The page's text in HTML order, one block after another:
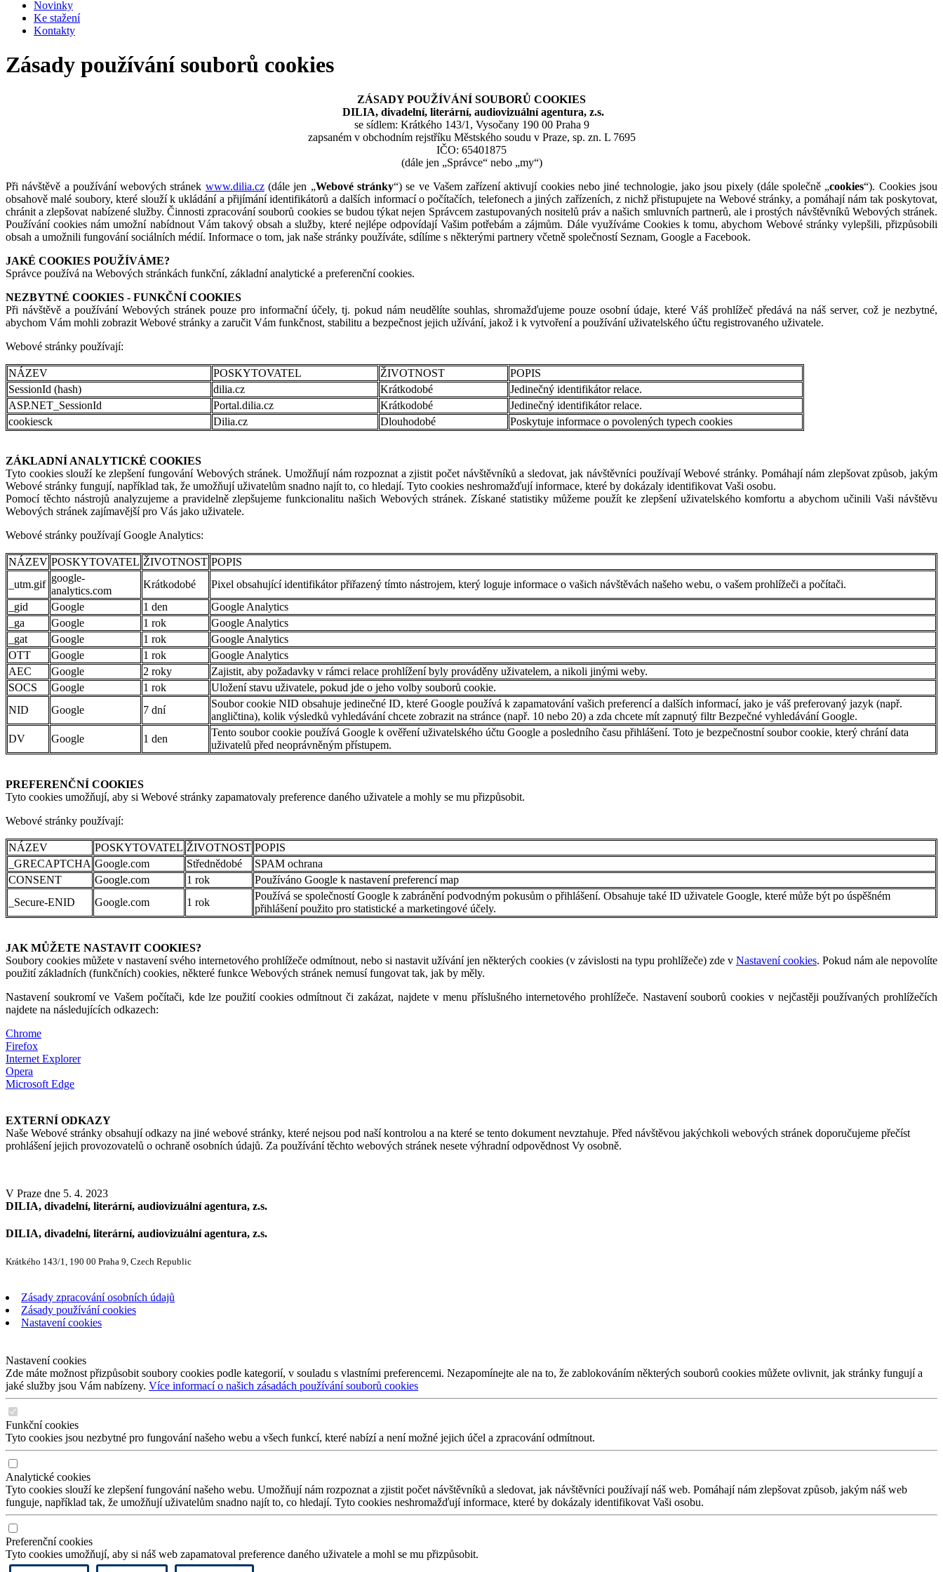
Novinky
Ke stažení
Kontakty
Zásady používání souborů cookies
ZÁSADY POUŽÍVÁNÍ SOUBORŮ COOKIES
DILIA, divadelní, literární, audiovizuální agentura, z.s.
se sídlem: Krátkého 143/1, Vysočany 190 00 Praha 9
zapsaném v obchodním rejstříku Městského soudu v Praze, sp. zn. L 7695
IČO: 65401875
(dále jen „Správce“ nebo „my“)
Při návštěvě a používání webových stránek www.dilia.cz(dále jen „Webové stránky“) se ve Vašem zařízení aktivují cookies nebo jiné technologie, jako jsou pixely (dále společně „cookies“). Cookies jsou
obsahově malé soubory, které slouží k ukládání a přijímání identifikátorů a dalších informací o počítačích, telefonech a jiných zařízeních, z nichž přistupujete na Webové stránky, a pomáhají nám tak poskytovat,
chránit a zlepšovat nabízené služby. Činnosti zpracování souborů cookies se budou týkat nejen Správcem zastupovaných nositelů práv a našich smluvních partnerů, ale i prostých návštěvníků Webových stránek.
Používání cookies nám umožní nabídnout Vám takový obsah a služby, které nejlépe odpovídají Vašim potřebám a zájmům. Dále využíváme Cookies k tomu, abychom Webové stránky vylepšili, přizpůsobili
obsah a umožnili fungování sociálních médií. Informace o tom, jak naše stránky používáte, sdílíme s některými partnery včetně společností Seznam, Google a Facebook.
JAKÉ COOKIES POUŽÍVÁME?
Správce používá na Webových stránkách funkční, základní analytické a preferenční cookies.
NEZBYTNÉ COOKIES - FUNKČNÍ COOKIES
Při návštěvě a používání Webových stránek pouze pro informační účely, tj. pokud nám neudělíte souhlas, shromažďujeme pouze osobní údaje, které Váš prohlížeč předává na náš server, což je nezbytné,
abychom Vám mohli zobrazit Webové stránky a zaručit Vám funkčnost, stabilitu a bezpečnost jejich užívání, jakož i k vytvoření a používání uživatelského účtu registrovaného uživatele.
Webové stránky používají:
NÁZEV POSKYTOVATEL ŽIVOTNOST
POPIS
SessionId (hash)
dilia.cz Krátkodobé
Jedinečný identifikátor relace.
ASP.NET_SessionId
Portal.dilia.cz Krátkodobé
Jedinečný identifikátor relace.
cookiesck
Dilia.cz Dlouhodobé Poskytuje informace o povolených typech cookies
ZÁKLADNÍ ANALYTICKÉ COOKIES
Tyto cookies slouží ke zlepšení fungování Webových stránek. Umožňují nám rozpoznat a zjistit počet návštěvníků a sledovat, jak návštěvníci používají Webové stránky. Pomáhají nám zlepšovat způsob, jakým
Webové stránky fungují, například tak, že umožňují uživatelům snadno najít to, co hledají. Tyto cookies neshromažďují informace, které by dokázaly identifikovat Vaši osobu.
Pomocí těchto nástrojů analyzujeme a pravidelně zlepšujeme funkcionalitu našich Webových stránek. Získané statistiky můžeme použít ke zlepšení uživatelského komfortu a abychom učinili Vaši návštěvu
Webových stránek zajímavější pro Vás jako uživatele.
Webové stránky používají Google Analytics:
NÁZEV POSKYTOVATEL ŽIVOTNOST POPIS
_utm.gif
google-
analytics.com
Krátkodobé
Pixel obsahující identifikátor přiřazený tímto nástrojem, který loguje informace o vašich návštěvách našeho webu, o vašem prohlížeči a počítači.
_gid
Google 1 den
Google Analytics
_ga
Google 1 rok
Google Analytics
_gat
Google 1 rok
Google Analytics
OTT
Google 1 rok
Google Analytics
AEC
Google 2 roky
Zajistit, aby požadavky v rámci relace prohlížení byly prováděny uživatelem, a nikoli jinými weby.
SOCS
Google 1 rok
Uložení stavu uživatele, pokud jde o jeho volby souborů cookie.
NID
Google 7 dní
Soubor cookie NID obsahuje jedinečné ID, které Google používá k zapamatování vašich preferencí a dalších informací, jako je váš preferovaný jazyk (např.
angličtina), kolik výsledků vyhledávání chcete zobrazit na stránce (např. 10 nebo 20) a zda chcete mít zapnutý filtr Bezpečné vyhledávání Google.
DV
Google 1 den
Tento soubor cookie používá Google k ověření uživatelského účtu Google a posledního času přihlášení. Toto je bezpečnostní soubor cookie, který chrání data
uživatelů před neoprávněným přístupem.
PREFERENČNÍ COOKIES
Tyto cookies umožňují, aby si Webové stránky zapamatovaly preference daného uživatele a mohly se mu přizpůsobit.
Webové stránky používají:
NÁZEV POSKYTOVATEL ŽIVOTNOST POPIS
_GRECAPTCHA Google.com Střednědobé
SPAM ochrana
CONSENT
Google.com 1 rok
Používáno Google k nastavení preferencí map
_Secure-ENID
Google.com 1 rok
Používá se společností Google k zabránění podvodným pokusům o přihlášení. Obsahuje také ID uživatele Google, které může být po úspěšném
přihlášení použito pro statistické a marketingové účely.
JAK MŮŽETE NASTAVIT COOKIES?
Soubory cookies můžete v nastavení svého internetového prohlížeče odmítnout, nebo si nastavit užívání jen některých cookies (v závislosti na typu prohlížeče) zde v Nastavení cookies. Pokud nám ale nepovolíte
použití základních (funkčních) cookies, některé funkce Webových stránek nemusí fungovat tak, jak by měly.
Nastavení soukromí ve Vašem počítači, kde lze použití cookies odmítnout či zakázat, najdete v menu příslušného internetového prohlížeče. Nastavení souborů cookies v nejčastěji používaných prohlížečích
najdete na následujících odkazech:
Chrome
Firefox
Internet Explorer
Opera
Microsoft Edge
EXTERNÍ ODKAZY
Naše Webové stránky obsahují odkazy na jiné webové stránky, které nejsou pod naší kontrolou a na které se tento dokument nevztahuje. Před návštěvou jakýchkoli webových stránek doporučujeme přečíst
prohlášení jejich provozovatelů o ochraně osobních údajů. Za používání těchto webových stránek nesete výhradní odpovědnost Vy osobně.
V Praze dne 5. 4. 2023
DILIA, divadelní, literární, audiovizuální agentura, z.s.
DILIA, divadelní, literární, audiovizuální agentura, z.s.
Krátkého 143/1, 190 00 Praha 9, Czech Republic
Zásady zpracování osobních údajů
Zásady používání cookies
Nastavení cookies
Nastavení cookies
Zde máte možnost přizpůsobit soubory cookies podle kategorií, v souladu s vlastními preferencemi. Nezapomínejte ale na to, že zablokováním některých souborů cookies můžete ovlivnit, jak stránky fungují a
jaké služby jsou Vám nabízeny. Více informací o našich zásadách používání souborů cookies
Funkční cookies
Tyto cookies jsou nezbytné pro fungování našeho webu a všech funkcí, které nabízí a není možné jejich účel a zpracování odmítnout.
Analytické cookies
Tyto cookies slouží ke zlepšení fungování našeho webu. Umožňují nám rozpoznat a zjistit počet návštěvníků a sledovat, jak návštěvníci používají náš web. Pomáhají nám zlepšovat způsob, jakým náš web
funguje, například tak, že umožňují uživatelům snadno najít to, co hledají. Tyto cookies neshromažďují informace, které by dokázaly identifikovat Vaši osobu.
Preferenční cookies
Tyto cookies umožňují, aby si náš web zapamatoval preference daného uživatele a mohl se mu přizpůsobit.